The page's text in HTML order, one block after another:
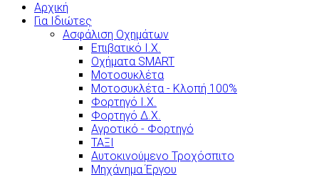
Αρχική
Για Ιδιώτες
Ασφάλιση Οχημάτων
Επιβατικό Ι.Χ.
Οχήματα SMART
Μοτοσυκλέτα
Μοτοσυκλέτα - Κλοπή 100%
Φορτηγό Ι.Χ.
Φορτηγό Δ.Χ.
Αγροτικό - Φορτηγό
ΤΑΞΙ
Αυτοκινούμενο Τροχόσπιτο
Μηχάνημα Έργου